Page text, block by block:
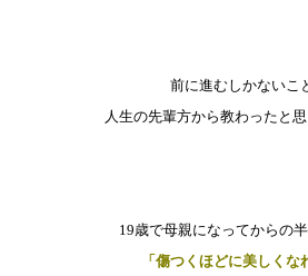
前に進むしかないこ
人生の先輩方から教わったと思
19歳で母親になってからの
「傷つくほどに美しくな